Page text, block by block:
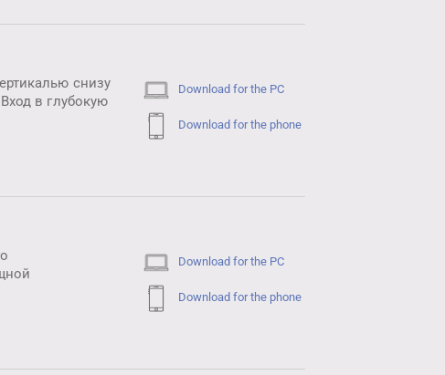
снизу
в глубокую
Download for the PC
Download for the phone
Download for the PC
Download for the phone